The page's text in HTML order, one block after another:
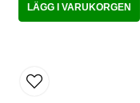
LÄGG I VARUKORGEN